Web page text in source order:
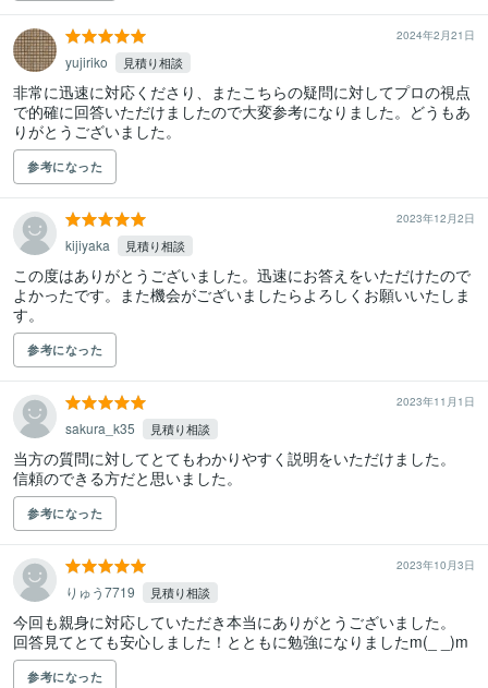
2024年2月21日
yujiriko 見積り相談
非常に迅速に対応くださり、またこちらの疑問に対してプロの視点
で的確に回答いただけましたので大変参考になりました。どうもあ
りがとうございました。
参考になった
2023年12月2日
kijiyaka 見積り相談
この度はありがとうございました。迅速にお答えをいただけたので
よかったです。また機会がございましたらよろしくお願いいたしま
す。
参考になった
2023年11月1日
sakura_k35 見積り相談
当方の質問に対してとてもわかりやすく説明をいただけました。
参考になった
2023年10月3日
りゅう7719 見積り相談
今回も親身に対応していただき本当にありがとうございました。
回答見てとても安心しました！とともに勉強になりましたm(_ _)m
参考になった